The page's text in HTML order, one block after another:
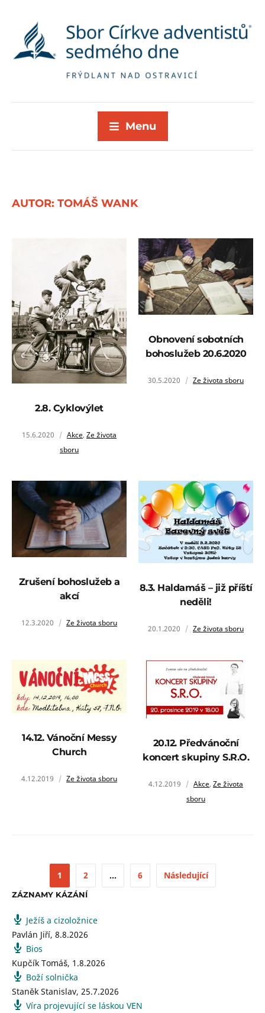
Menu
AUTOR: TOMÁŠ WANK
2.8. Cyklovýlet
15.6.2020 Akce, Ze života
sboru
Obnovení sobotních
bohoslužeb 20.6.2020
30.5.2020 Ze života sboru
Zrušení bohoslužeb a
akcí
12.3.2020 Ze života sboru
8.3. Haldamáš – již příští
neděli!
20.1.2020 Ze života sboru
14.12. Vánoční Messy
Church
4.12.2019 Ze života sboru
20.12. Předvánoční
koncert skupiny S.R.O.
4.12.2019 Akce, Ze života
sboru
1 2 … 6 Následující
ZÁZNAMY KÁZÁNÍ
Ježíš a cizoložnice
Pavlán Jiří, 8.8.2026
Bios
Kupčík Tomáš, 1.8.2026
Boží solnička
Staněk Stanislav, 25.7.2026
Víra projevující se láskou VEN